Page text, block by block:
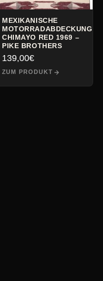
MEXIKANISCHE
MOTORRADABDECKUNG,
CHIMAYO RED 1969 –
PIKE BROTHERS
139,00€
ZUM PRODUKT